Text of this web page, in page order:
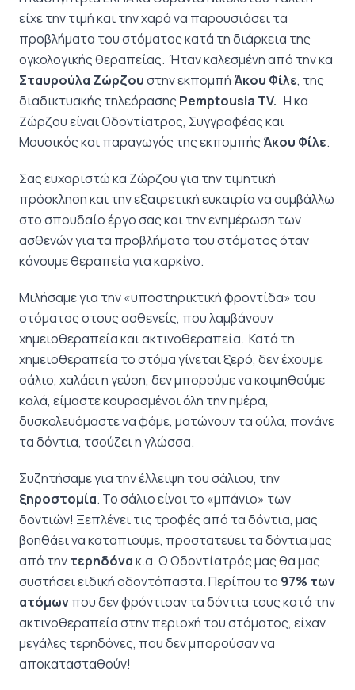
είχε την τιμή και την χαρά να παρουσιάσει τα
προβλήματα του στόματος κατά τη διάρκεια της
ογκολογικής θεραπείας. Ήταν καλεσμένη από την κα
Σταυρούλα Ζώρζουστην εκπομπή Άκου Φίλε, της
διαδικτυακής τηλεόρασης Pemptousia TV. Η κα
Ζώρζου είναι Οδοντίατρος, Συγγραφέας και
Μουσικός και παραγωγός της εκπομπής Άκου Φίλε.
Σας ευχαριστώ κα Ζώρζου για την τιμητική
πρόσκληση και την εξαιρετική ευκαιρία να συμβάλλω
στο σπουδαίο έργο σας και την ενημέρωση των
ασθενών για τα προβλήματα του στόματος όταν
κάνουμε θεραπεία για καρκίνο.
Μιλήσαμε για την «υποστηρικτική φροντίδα» του
στόματος στους ασθενείς, που λαμβάνουν
χημειοθεραπεία και ακτινοθεραπεία. Κατά τη
χημειοθεραπεία το στόμα γίνεται ξερό, δεν έχουμε
σάλιο, χαλάει η γεύση, δεν μπορούμε να κοιμηθούμε
καλά, είμαστε κουρασμένοι όλη την ημέρα,
δυσκολευόμαστε να φάμε, ματώνουν τα ούλα, πονάνε
τα δόντια, τσούζει η γλώσσα.
Συζητήσαμε για την έλλειψη του σάλιου, την
ξηροστομία. Το σάλιο είναι το «μπάνιο» των
δοντιών! Ξεπλένει τις τροφές από τα δόντια, μας
βοηθάει να καταπιούμε, προστατεύει τα δόντια μας
από τηντερηδόνακ.α. Ο Οδοντίατρός μας θα μας
συστήσει ειδική οδοντόπαστα. Περίπου το 97% των
ατόμωνπου δεν φρόντισαν τα δόντια τους κατά την
ακτινοθεραπεία στην περιοχή του στόματος, είχαν
μεγάλες τερηδόνες, που δεν μπορούσαν να
αποκατασταθούν!